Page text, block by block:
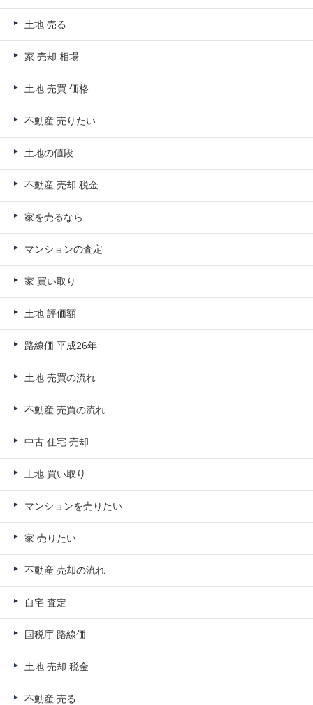
土地 売る
家 売却 相場
土地 売買 価格
不動産 売りたい
土地の値段
不動産 売却 税金
家を売るなら
マンションの査定
家 買い取り
土地 評価額
路線価 平成26年
土地 売買の流れ
不動産 売買の流れ
中古 住宅 売却
土地 買い取り
マンションを売りたい
家 売りたい
不動産 売却の流れ
自宅 査定
国税庁 路線価
土地 売却 税金
不動産 売る